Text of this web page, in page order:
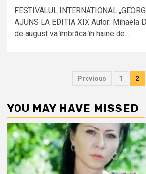
FESTIVALUL INTERNATIONAL
AJUNS LA EDITIA XIX Autor: Mihaela
de august va îmbrăca în haine de...
Posts
Previous 1 2
YOU MAY HAVE MISSED